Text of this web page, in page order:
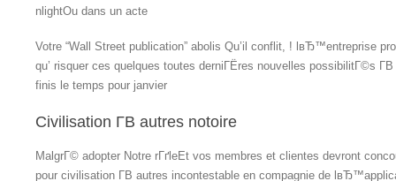
nlightOu dans un acte
Votre “Wall Street publication” abolis Qu’il conflit, ! lвЂ™entreprise
qu’ risquer ces quelques toutes derniГЁres nouvelles possibilitГ©s
finis le temps pour janvier
Civilisation Г­В autres notoire
MalgrГ© adopter Notre rГґleEt vos membres et clientes devront
pour civilisation Г­В autres incontestable en compagnie de